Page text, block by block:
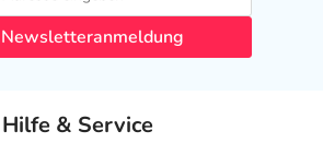
Hilfe & Service